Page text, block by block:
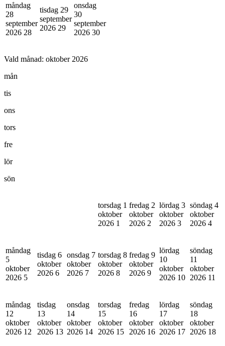
måndag
28
september
2026 28
tisdag 29
september
2026 29
onsdag
30
september
2026 30
Vald månad: oktober 2026
mån
tis
ons
tors
fre
lör
sön
torsdag 1
oktober
2026 1
fredag 2
oktober
2026 2
lördag 3
oktober
2026 3
söndag 4
oktober
2026 4
måndag
5
oktober
2026 5
tisdag 6
oktober
2026 6
onsdag 7
oktober
2026 7
torsdag 8
oktober
2026 8
fredag 9
oktober
2026 9
lördag
10
oktober
2026 10
söndag
11
oktober
2026 11
måndag
12
oktober
2026 12
tisdag
13
oktober
2026 13
onsdag
14
oktober
2026 14
torsdag
15
oktober
2026 15
fredag
16
oktober
2026 16
lördag
17
oktober
2026 17
söndag
18
oktober
2026 18